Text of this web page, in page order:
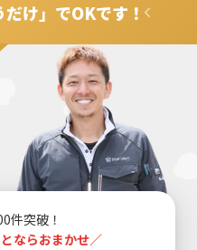
け」でOKです！
件突破！
ならおまかせ／